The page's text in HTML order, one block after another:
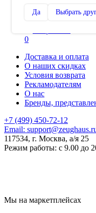
Да Выбрать
Сравнение
0
Доставка и оплата
О наших скидках
Условия возврата
Рекламодателям
О нас
Бренды,
+7 (499) 450-72-12
Email:
117534, г. Москва, а/я 25
Режим работы: с 9.00 до
Мы на маркетплейсах